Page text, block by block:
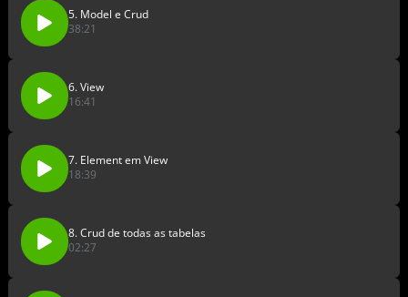
5. Model e Crud
38:21
6. View
16:41
7. Element em View
18:39
8. Crud de todas as tabelas
02:27